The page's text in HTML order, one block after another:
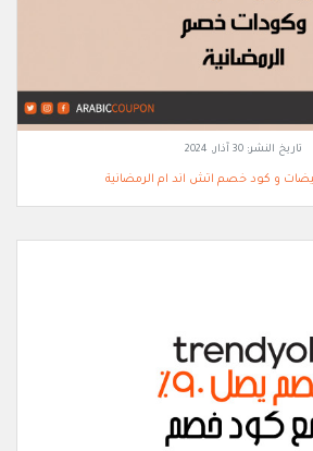
تاريخ النشر: 30 آذار, 2024
و كود خصم اتش اند ام الرمضانية